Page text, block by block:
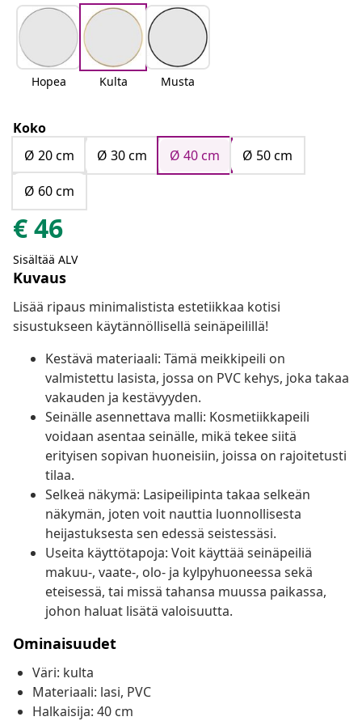
Hopea Kulta Musta
Koko
Ø 20 cm
Ø 30 cm Ø 40 cm
Ø 50 cm
Ø 60 cm
€46
Sisältää ALV
Kuvaus
Lisää ripaus minimalistista estetiikkaa kotisi
sisustukseen käytännöllisellä seinäpeilillä!
Kestävä materiaali: Tämä meikkipeili on
valmistettu lasista, jossa on PVC kehys, joka takaa
vakauden ja kestävyyden.
Seinälle asennettava malli: Kosmetiikkapeili
voidaan asentaa seinälle, mikä tekee siitä
erityisen sopivan huoneisiin, joissa on rajoitetusti
tilaa.
Selkeä näkymä: Lasipeilipinta takaa selkeän
näkymän, joten voit nauttia luonnollisesta
heijastuksesta sen edessä seistessäsi.
Useita käyttötapoja: Voit käyttää seinäpeiliä
makuu-, vaate-, olo- ja kylpyhuoneessa sekä
eteisessä, tai missä tahansa muussa paikassa,
johon haluat lisätä valoisuutta.
Ominaisuudet
Väri: kulta
Materiaali: lasi, PVC
Halkaisija: 40 cm